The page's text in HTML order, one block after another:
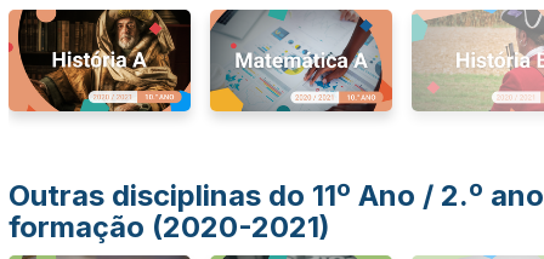
Outras disciplinas do 11º Ano / 2.º ano
formação (2020-2021)